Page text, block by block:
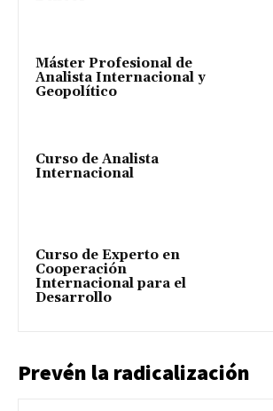
Máster Profesional de
Analista Internacional y
Geopolítico
Curso de Analista
Internacional
Curso de Experto en
Cooperación
Internacional para el
Desarrollo
Prevén la radicalización